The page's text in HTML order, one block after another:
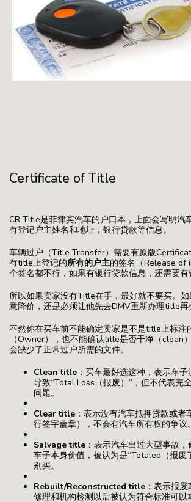
Certificate of Title
CR Title是菲律宾汽车的户口本，上面会写明汽
有登记户主姓名和地址，银行贷款等信息。
车辆过户（Title Transfer）需要有原版
有title上登记的所有的户主的签名（Release of
个签名都不行，如果有银行贷款信息，还需要有
所以如果卖家没有Title在手，最好就不要买。
意降价，还是必须让他先去DMV重新办理title再
不然你在买车前不能确定卖家是不是title上标注
（Owner），也不能确认title是否干净（clean
会缺少了正常过户所需的文件。
Clean title ：买车最好选这种，表示车
导致“Total Loss（报废）”，但不代表完
问题。
Clear title ：表示没有汽车抵押贷款或者
行签字盖章），不会有汽车所有权的争议。
Salvage title ：表示汽车出过大型事故
车子本身价值，被认为是“Totaled（报废
别买。
Rebuilt/Reconstructed title ：表示报
修理和机构检测以后被认为符合标准可以